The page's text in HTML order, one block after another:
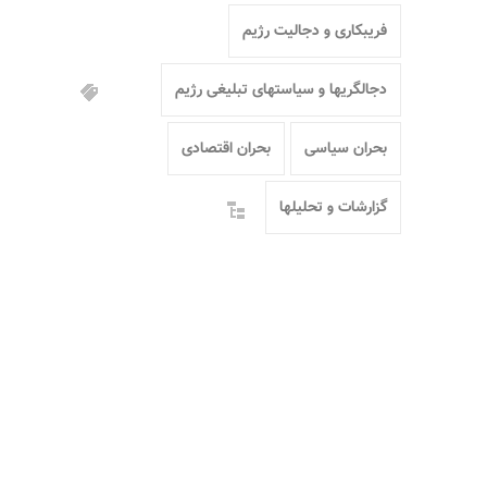
فریبکاری و دجالیت رژیم
دجالگریها و سیاستهای تبلیغی رژیم
بحران سیاسی بحران اقتصادی
گزارشات و تحلیلها